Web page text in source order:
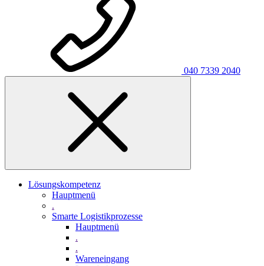
040 7339 2040
Lösungskompetenz
Hauptmenü
.
Smarte Logistikprozesse
Hauptmenü
.
.
Wareneingang